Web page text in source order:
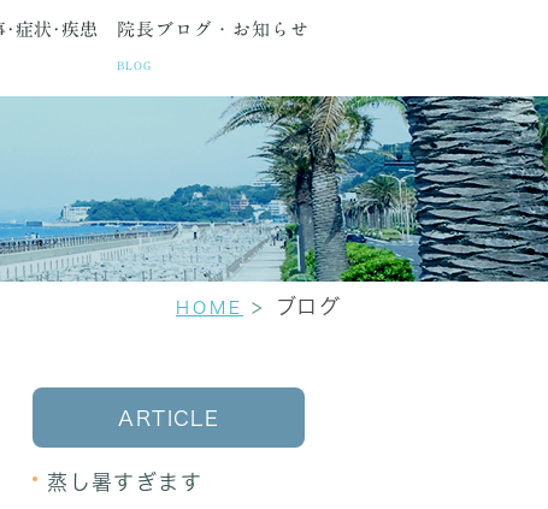
間・アクセス
生理痛 更年期障害
セカンドオピニオン
･症状･疾患
検査
院長ブログ・お知らせ
BLOG
HOME ブログ
ARTICLE
蒸し暑すぎます